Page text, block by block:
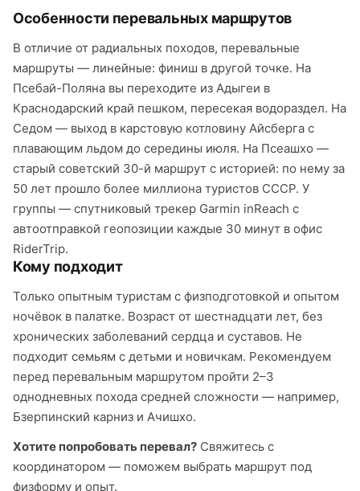
Особенности перевальных маршрутов
В отличие от радиальных походов, перевальные
маршруты — линейные: финиш в другой точке. На
Псебай-Поляна вы переходите из Адыгеи в
Краснодарский край пешком, пересекая водораздел. На
Седом — выход в карстовую котловину Айсберга с
плавающим льдом до середины июля. На Псеашхо —
старый советский 30-й маршрут с историей: по нему за
50 лет прошло более миллиона туристов СССР. У
группы — спутниковый трекер Garmin inReach с
автоотправкой геопозиции каждые 30 минут в офис
RiderTrip.
Кому подходит
Только опытным туристам с физподготовкой и опытом
ночёвок в палатке. Возраст от шестнадцати лет, без
хронических заболеваний сердца и суставов. Не
подходит семьям с детьми и новичкам. Рекомендуем
перед перевальным маршрутом пройти 2–3
однодневных похода средней сложности — например,
Бзерпинский карниз и Ачишхо.
Хотите попробовать перевал? Свяжитесь с
координатором — поможем выбрать маршрут под
физформу и опыт.